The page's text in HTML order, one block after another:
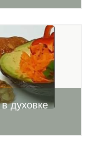
духовке